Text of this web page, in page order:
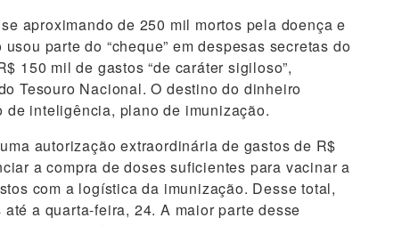
aproximando de 250 mil mortos pela doença e
parte do “cheque” em despesas secretas do
150 mil de gastos “de caráter sigiloso”,
Tesouro Nacional. O destino do dinheiro
de inteligência, plano de imunização.
autorização extraordinária de gastos de R$
a compra de doses suficientes para vacinar a
com a logística da imunização. Desse total,
a quarta-feira, 24. A maior parte desse